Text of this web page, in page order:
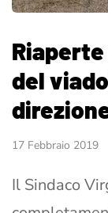
del
17 Febbraio 2019
Il Sindaco